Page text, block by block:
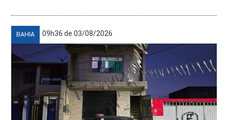
BAHIA 09h36 de 03/08/2026